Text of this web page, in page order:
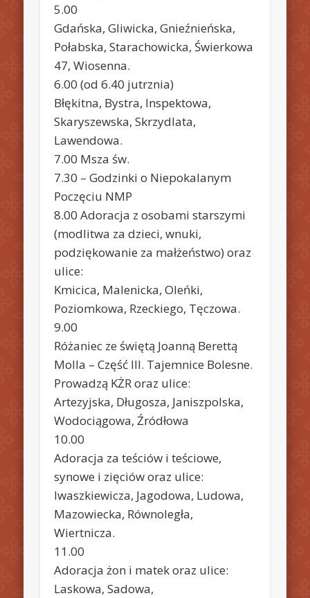
5.00
Gdańska, Gliwicka, Gnieźnieńska,
Połabska, Starachowicka, Świerkowa
47, Wiosenna.
6.00 (od 6.40 jutrznia)
Błękitna, Bystra, Inspektowa,
Skaryszewska, Skrzydlata,
Lawendowa.
7.00 Msza św.
7.30 – Godzinki o Niepokalanym
Poczęciu NMP
8.00 Adoracja z osobami starszymi
(modlitwa za dzieci, wnuki,
podziękowanie za małżeństwo) oraz
ulice:
Kmicica, Malenicka, Oleńki,
Poziomkowa, Rzeckiego, Tęczowa.
9.00
Różaniec ze świętą Joanną Berettą
Molla – Część III. Tajemnice Bolesne.
Prowadzą KŻR oraz ulice:
Artezyjska, Długosza, Janiszpolska,
Wodociągowa, Źródłowa
10.00
Adoracja za teściów i teściowe,
synowe i zięciów oraz ulice:
Iwaszkiewicza, Jagodowa, Ludowa,
Mazowiecka, Równoległa,
Wiertnicza.
11.00
Adoracja żon i matek oraz ulice:
Laskowa, Sadowa,